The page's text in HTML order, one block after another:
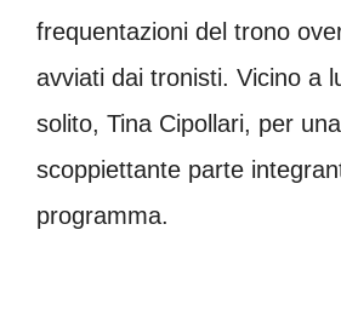
frequentazioni del trono
avviati dai tronisti. Vicino a
solito, Tina Cipollari, per
scoppiettante parte
programma.